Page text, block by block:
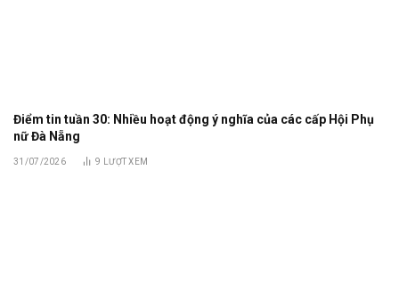
Điểm tin tuần 30: Nhiều hoạt động ý nghĩa của các cấp Hội Phụ
nữ Đà Nẵng
31/07/2026 9 LƯỢT XEM